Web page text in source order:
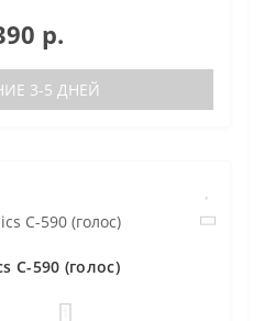
р.
3-5 ДНЕЙ
C-590 (голос)